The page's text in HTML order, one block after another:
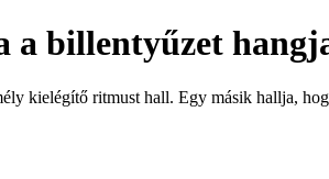
a billentyűzet
kielégítő ritmust hall. Egy másik hallja,